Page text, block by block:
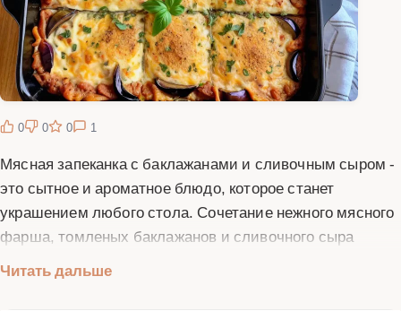
0 0 0 1
Мясная запеканка с баклажанами и сливочным сыром -
это сытное и ароматное блюдо, которое станет
украшением любого стола. Сочетание нежного мясного
фарша, томленых баклажанов и сливочного сыра
предварительно подготовленные и обжаренные,
Читать дальше